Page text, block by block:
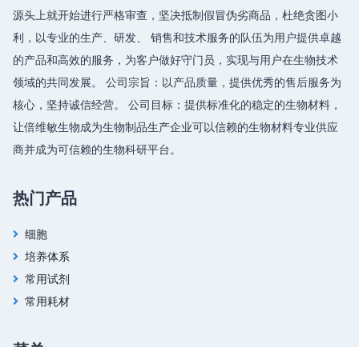
源头上就开始进行严格审查，坚决抵制假冒伪劣商品，杜绝贪图小
利，以专业的生产、研发、 销售和技术服务的队伍为用户提供卓越
的产品和高效的服务，为客户做好守门员，实现与用户在生物技术
领域的共同发展。 公司宗旨：以产品质量，提供优秀的售后服务为
核心，坚持诚信经营。 公司目标：提供标准化的稳定的生物材料，
让倍维敏生物成为生物制品生产企业可以信赖的生物材料专业供应
商并成为可信赖的生物科研平台。
热门产品
细胞
培养体系
常用试剂
常用耗材